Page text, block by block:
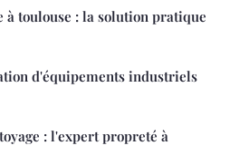
à toulouse : la solution pratique
d'équipements industriels
: l'expert propreté à